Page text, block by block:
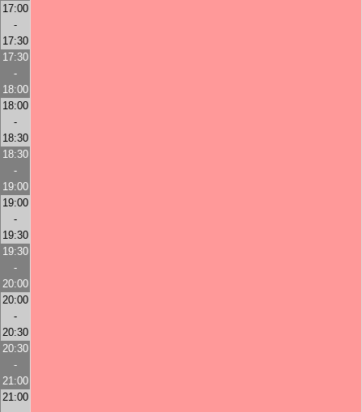
17:00
-
17:30
17:30
-
18:00
18:00
-
18:30
18:30
-
19:00
19:00
-
19:30
19:30
-
20:00
20:00
-
20:30
20:30
-
21:00
21:00